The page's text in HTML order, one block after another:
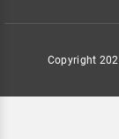
Copyright